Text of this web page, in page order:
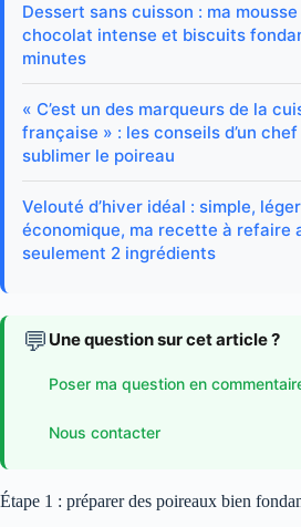
Dessert sans cuisson : ma mousse
chocolat intense et biscuits
minutes
« C’est un des marqueurs de la
française » : les conseils d’un
sublimer le poireau
Velouté d’hiver idéal : simple,
économique, ma recette à refaire
seulement 2 ingrédients
💬 Une question sur cet article ?
Poser ma question en
Nous contacter
Étape 1 : préparer des poireaux bien